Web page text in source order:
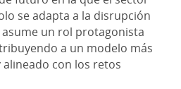
se adapta a la disrupción
un rol protagonista
a un modelo más
con los retos